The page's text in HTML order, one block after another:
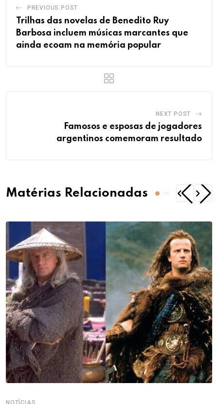
PREVIOUS POST
Trilhas das novelas de Benedito Ruy
Barbosa incluem músicas marcantes que
ainda ecoam na memória popular
NEXT POST
Famosos e esposas de jogadores
argentinos comemoram resultado
Matérias Relacionadas
NOTÍCIAS